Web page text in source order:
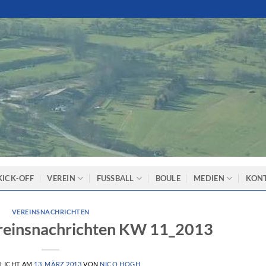
OFF VEREIN FUSSBALL BOULE MEDIEN
VEREINSNACHRICHTEN
KW 11_2013
AM 13. MÄRZ 2013 VON NICO HOGH